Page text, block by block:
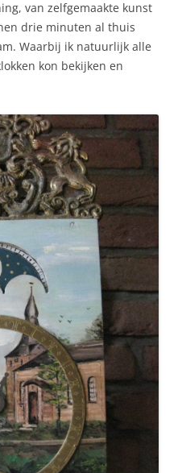
van zelfgemaakte kunst
drie minuten al thuis
Waarbij ik natuurlijk alle
kon bekijken en